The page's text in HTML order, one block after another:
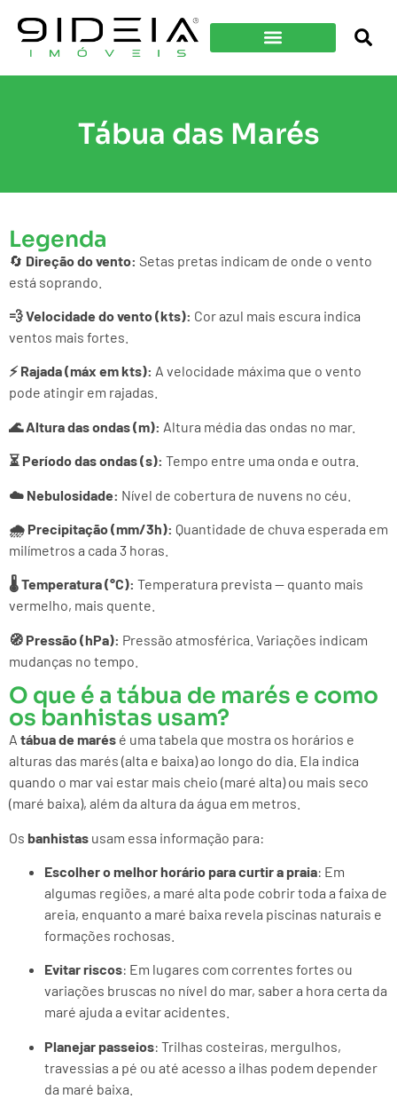
Tábua das Marés
Legenda
🔄 Direção do vento: Setas pretas indicam de onde o vento
está soprando.
💨 Velocidade do vento (kts): Cor azul mais escura indica
ventos mais fortes.
⚡ Rajada (máx em kts): A velocidade máxima que o vento
pode atingir em rajadas.
🌊 Altura das ondas (m): Altura média das ondas no mar.
⏳ Período das ondas (s): Tempo entre uma onda e outra.
☁️ Nebulosidade: Nível de cobertura de nuvens no céu.
🌧️ Precipitação (mm/3h): Quantidade de chuva esperada em
milímetros a cada 3 horas.
🌡️ Temperatura (°C): Temperatura prevista — quanto mais
vermelho, mais quente.
🧭 Pressão (hPa): Pressão atmosférica. Variações indicam
mudanças no tempo.
O que é a tábua de marés e como
os banhistas usam?
A tábua de marés é uma tabela que mostra os horários e
alturas das marés (alta e baixa) ao longo do dia. Ela indica
quando o mar vai estar mais cheio (maré alta) ou mais seco
(maré baixa), além da altura da água em metros.
Os banhistas usam essa informação para:
Escolher o melhor horário para curtir a praia: Em
algumas regiões, a maré alta pode cobrir toda a faixa de
areia, enquanto a maré baixa revela piscinas naturais e
formações rochosas.
Evitar riscos: Em lugares com correntes fortes ou
variações bruscas no nível do mar, saber a hora certa da
maré ajuda a evitar acidentes.
Planejar passeios: Trilhas costeiras, mergulhos,
travessias a pé ou até acesso a ilhas podem depender
da maré baixa.